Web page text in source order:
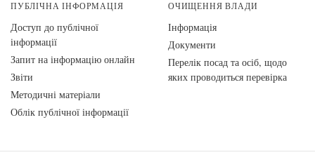
ПУБЛІЧНА ІНФОРМАЦІЯ
Доступ до публічної
інформації
Запит на інформацію онлайн
Звіти
Методичні матеріали
Облік публічної інформації
ОЧИЩЕННЯ ВЛАДИ
Інформація
Документи
Перелік посад та осіб, щодо
яких проводиться перевірка